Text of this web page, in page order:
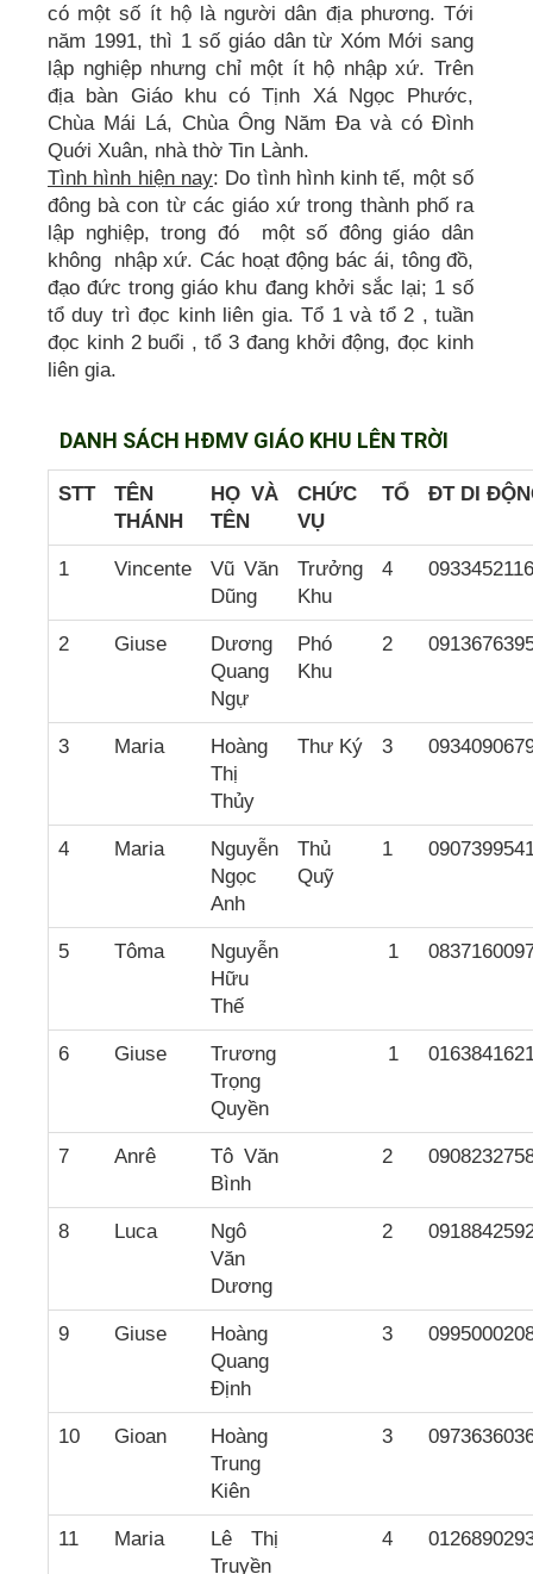
có một số ít hộ là người dân địa phương. Tới
năm 1991, thì 1 số giáo dân từ Xóm Mới sang
lập nghiệp nhưng chỉ một ít hộ nhập xứ. Trên
địa bàn Giáo khu có Tịnh Xá Ngọc Phước,
Chùa Mái Lá, Chùa Ông Năm Đa và có Đình
Quới Xuân, nhà thờ Tin Lành.
Tình hình hiện nay: Do tình hình kinh tế, một số
đông bà con từ các giáo xứ trong thành phố ra
lập nghiệp, trong đó một số đông giáo dân
không nhập xứ. Các hoạt động bác ái, tông đồ,
đạo đức trong giáo khu đang khởi sắc lại; 1 số
tổ duy trì đọc kinh liên gia. Tổ 1 và tổ 2 , tuần
đọc kinh 2 buổi , tổ 3 đang khởi động, đọc kinh
liên gia.
DANH SÁCH HĐMV GIÁO KHU LÊN TRỜI
STT
TÊN
THÁNH
HỌ VÀ
TÊN
CHỨC
VỤ
TỔ ĐT DI
1 Vincente
Vũ Văn
Dũng
Trưởng
Khu
4 0933452116
2 Giuse
Dương
Quang
Ngự
Phó
Khu
2
3 Maria
Hoàng
Thị
Thủy
Thư Ký 3
4 Maria
Nguyễn
Ngọc
Anh
Thủ
Quỹ
1
5 Tôma
Nguyễn
Hữu
Thế
1
6 Giuse
Trương
Trọng
Quyền
1
7 Anrê
Tô Văn
Bình
2
8 Luca
Ngô
Văn
Dương
2
9 Giuse
Hoàng
Quang
Định
3
10 Gioan
Hoàng
Trung
Kiên
3
11 Maria
Lê Thị
Truyền
4